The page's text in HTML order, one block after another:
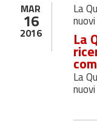
MAR
16
2016
La
La
La